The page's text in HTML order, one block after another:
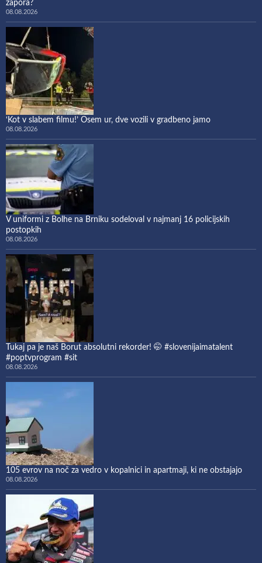
zapora?
08.08.2026
‘Kot v slabem filmu!’ Osem ur, dve vozili v gradbeno jamo
08.08.2026
V uniformi z Bolhe na Brniku sodeloval v najmanj 16 policijskih
postopkih
08.08.2026
Tukaj pa je naš Borut absolutni rekorder! 🤭 #slovenijaimatalent
#poptvprogram #sit
08.08.2026
105 evrov na noč za vedro v kopalnici in apartmaji, ki ne obstajajo
08.08.2026